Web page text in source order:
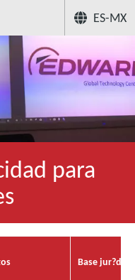
ES-MX
para
Base jur?dica